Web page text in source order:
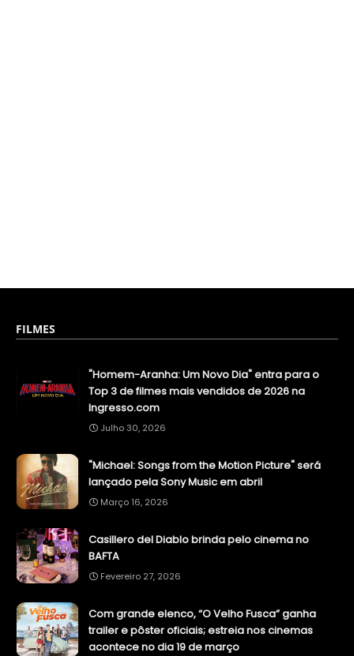
FILMES
"Homem-Aranha: Um Novo Dia" entra para o
Top 3 de filmes mais vendidos de 2026 na
Ingresso.com
Julho 30, 2026
"Michael: Songs from the Motion Picture" será
lançado pela Sony Music em abril
Março 16, 2026
Casillero del Diablo brinda pelo cinema no
BAFTA
Fevereiro 27, 2026
Com grande elenco, “O Velho Fusca” ganha
trailer e pôster oficiais; estreia nos cinemas
acontece no dia 19 de março